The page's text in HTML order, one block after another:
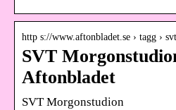
http s://www.aftonbladet.se › tagg ›
SVT
Aftonbladet
SVT Morgonstudion